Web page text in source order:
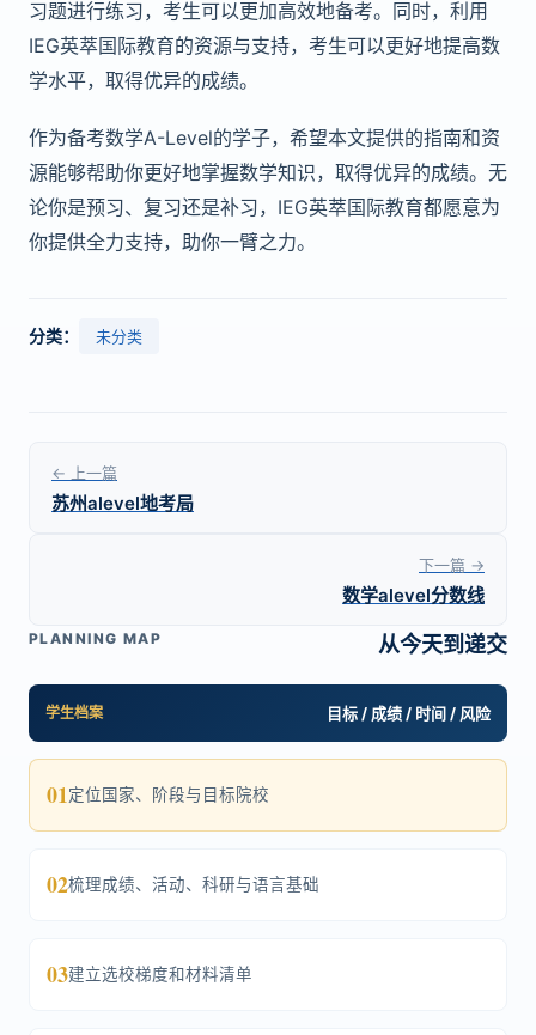
习题进行练习，考生可以更加高效地备考。同时，利用
IEG英萃国际教育的资源与支持，考生可以更好地提高数
学水平，取得优异的成绩。
作为备考数学A-Level的学子，希望本文提供的指南和资
源能够帮助你更好地掌握数学知识，取得优异的成绩。无
论你是预习、复习还是补习，IEG英萃国际教育都愿意为
你提供全力支持，助你一臂之力。
分类： 未分类
← 上一篇
苏州alevel地考局
下一篇 →
数学alevel分数线
PLANNING MAP 从今天到递交
学生档案 目标 / 成绩 / 时间 / 风险
01定位国家、阶段与目标院校
02梳理成绩、活动、科研与语言基础
03建立选校梯度和材料清单